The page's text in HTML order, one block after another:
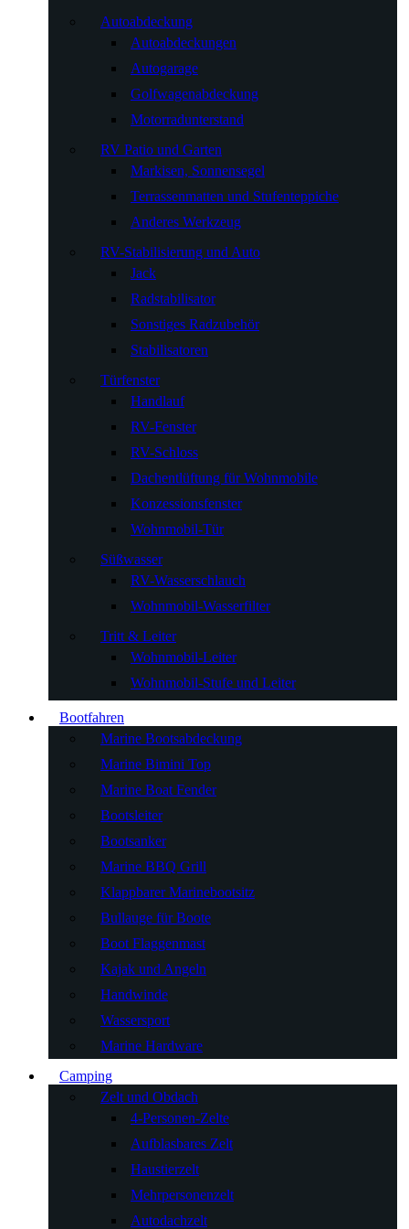
Autoabdeckung
Autoabdeckungen
Autogarage
Golfwagenabdeckung
Motorradunterstand
RV Patio und Garten
Markisen, Sonnensegel
Terrassenmatten und Stufenteppiche
Anderes Werkzeug
RV-Stabilisierung und Auto
Jack
Radstabilisator
Sonstiges Radzubehör
Stabilisatoren
Türfenster
Handlauf
RV-Fenster
RV-Schloss
Dachentlüftung für Wohnmobile
Konzessionsfenster
Wohnmobil-Tür
Süßwasser
RV-Wasserschlauch
Wohnmobil-Wasserfilter
Tritt & Leiter
Wohnmobil-Leiter
Wohnmobil-Stufe und Leiter
Bootfahren
Marine Bootsabdeckung
Marine Bimini Top
Marine Boat Fender
Bootsleiter
Bootsanker
Marine BBQ Grill
Klappbarer Marinebootsitz
Bullauge für Boote
Boot Flaggenmast
Kajak und Angeln
Handwinde
Wassersport
Marine Hardware
Camping
Zelt und Obdach
4-Personen-Zelte
Aufblasbares Zelt
Haustierzelt
Mehrpersonenzelt
Autodachzelt